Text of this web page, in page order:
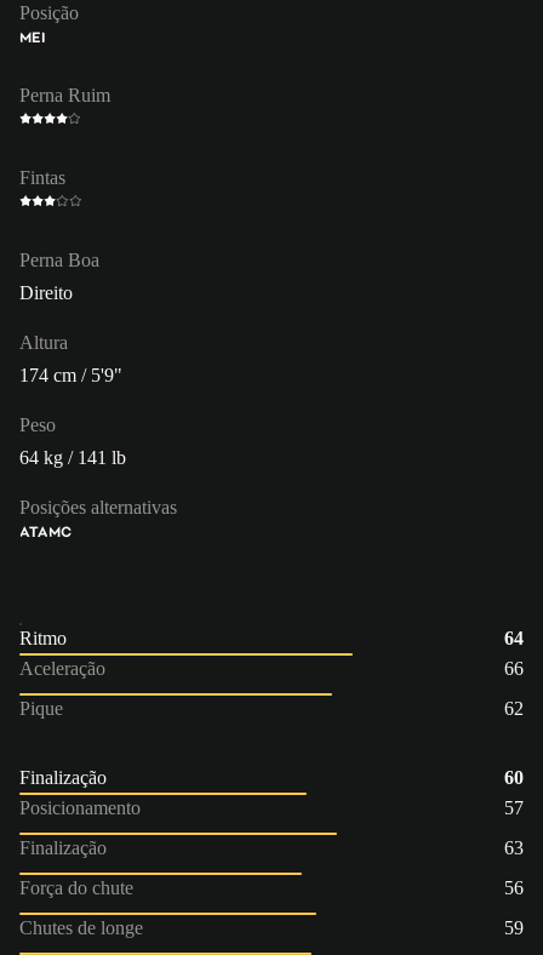
Posição
MEI
Perna Ruim
Fintas
Perna Boa
Direito
Altura
174 cm / 5'9"
Peso
64 kg / 141 lb
Posições alternativas
ATAMC
Ritmo
64
Aceleração
66
Pique
62
Finalização
60
Posicionamento
57
Finalização
63
Força do chute
56
Chutes de longe
59